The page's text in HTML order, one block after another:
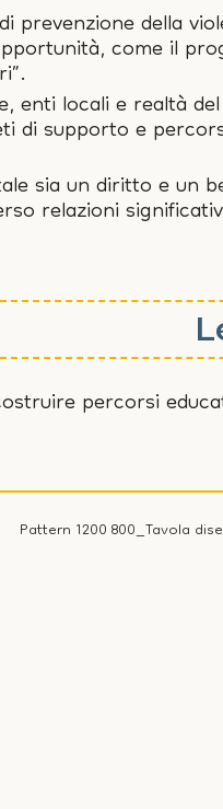
prevenzione della
come il
enti locali e realtà
di supporto e
sia un diritto e un
relazioni
percorsi